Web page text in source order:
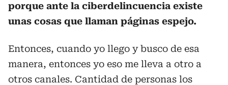
porque ante la ciberdelincuencia existe
unas cosas que llaman páginas espejo.
Entonces, cuando yo llego y busco de esa
manera, entonces yo eso me lleva a otro a
otros canales. Cantidad de personas los